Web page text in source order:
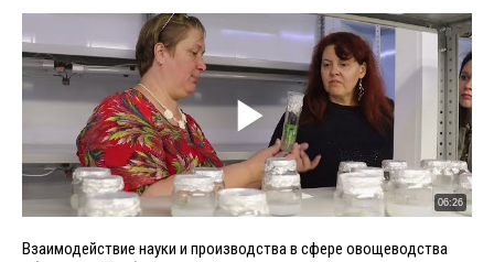
06:26
Взаимодействие науки и производства в сфере овощеводства